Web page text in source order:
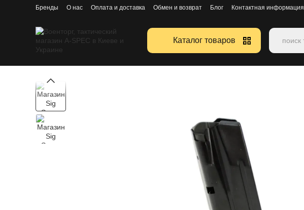
Перейти к основному контенту
Бренды О нас Оплата и доставка Обмен и возврат Блог Контактная информация
Каталог товаров